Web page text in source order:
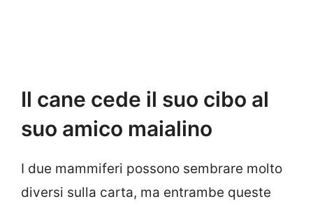
Il cane cede il suo cibo al
suo amico maialino
I due mammiferi possono sembrare molto
diversi sulla carta, ma entrambe queste